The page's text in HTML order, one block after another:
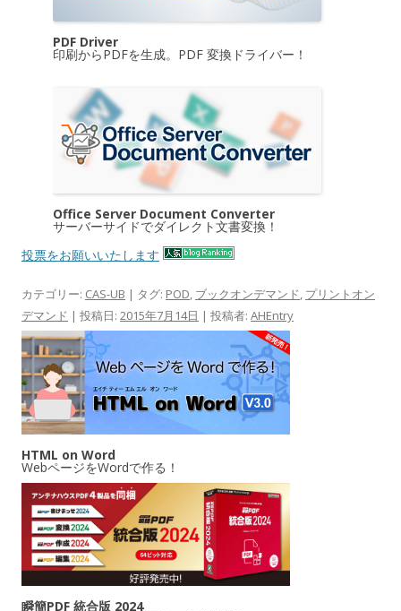
PDF Driver
印刷からPDFを生成。PDF 変換ドライバー！
Office Server Document Converter
サーバーサイドでダイレクト文書変換！
投票をお願いいたします
カテゴリー: CAS-UB | タグ: POD, ブックオンデマンド, プリントオン
デマンド | 投稿日: 2015年7月14日 | 投稿者: AHEntry
HTML on Word
WebページをWordで作る！
瞬簡PDF 統合版 2024